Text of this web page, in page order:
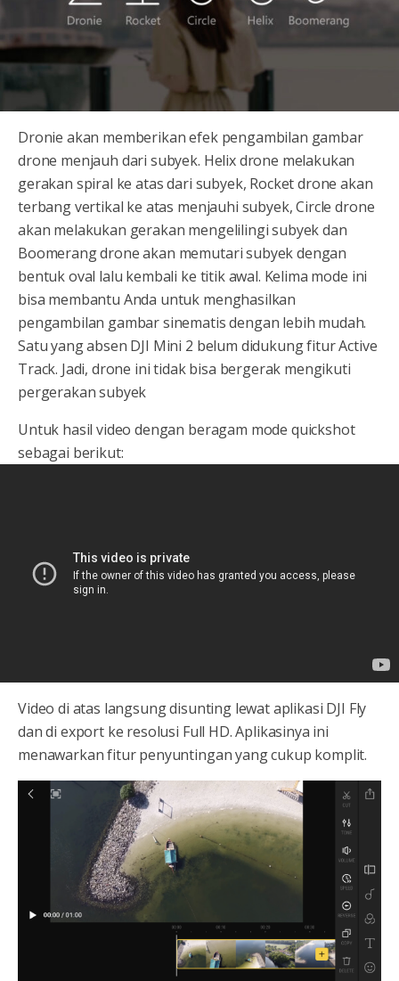
Dronie akan memberikan efek pengambilan gambar
drone menjauh dari subyek. Helix drone melakukan
gerakan spiral ke atas dari subyek, Rocket drone akan
terbang vertikal ke atas menjauhi subyek, Circle drone
akan melakukan gerakan mengelilingi subyek dan
Boomerang drone akan memutari subyek dengan
bentuk oval lalu kembali ke titik awal. Kelima mode ini
bisa membantu Anda untuk menghasilkan
pengambilan gambar sinematis dengan lebih mudah.
Satu yang absen DJI Mini 2 belum didukung fitur Active
Track. Jadi, drone ini tidak bisa bergerak mengikuti
pergerakan subyek
Untuk hasil video dengan beragam mode quickshot
sebagai berikut:
Video di atas langsung disunting lewat aplikasi DJI Fly
dan di export ke resolusi Full HD. Aplikasinya ini
menawarkan fitur penyuntingan yang cukup komplit.